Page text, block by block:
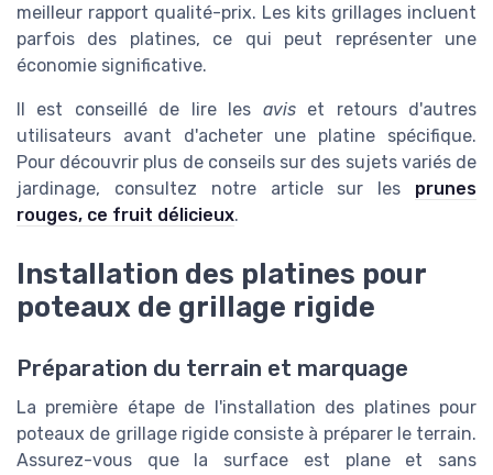
meilleur rapport qualité-prix. Les kits grillages incluent
parfois des platines, ce qui peut représenter une
économie significative.
Il est conseillé de lire les aviset retours d'autres
utilisateurs avant d'acheter une platine spécifique.
Pour découvrir plus de conseils sur des sujets variés de
jardinage, consultez notre article sur les prunes
rouges, ce fruit délicieux.
Installation des platines pour
poteaux de grillage rigide
Préparation du terrain et marquage
La première étape de l'installation des platines pour
poteaux de grillage rigide consiste à préparer le terrain.
Assurez-vous que la surface est plane et sans